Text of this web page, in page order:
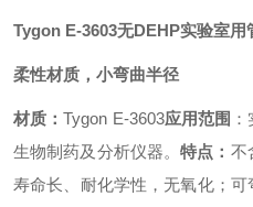
Tygon E-3603无DEHP实验室用
柔性材质，小弯曲半径
材质：Tygon E-3603应用范围
生物制药及分析仪器。特点： 不
寿命长、耐化学性，无氧化；